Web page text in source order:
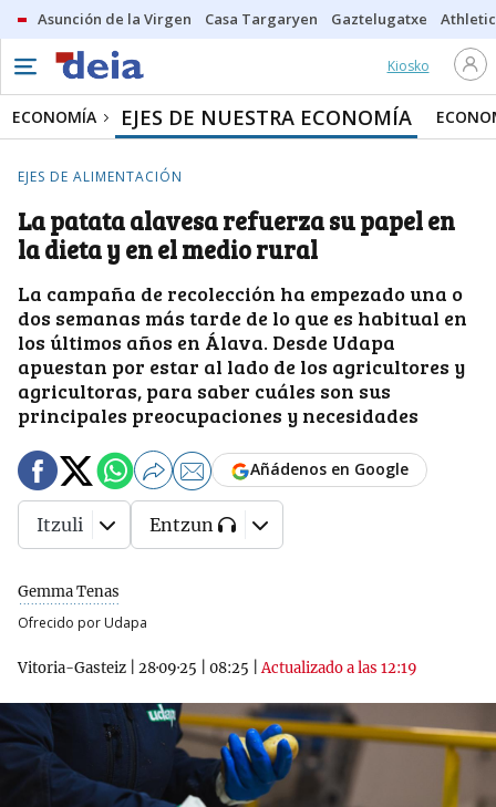
Asunción de la Virgen Casa Targaryen Gaztelugatxe Athletic
Kiosko
ECONOMÍA EJES DE NUESTRA ECONOMÍA
EJES DE ALIMENTACIÓN
La patata alavesa refuerza su papel en
la dieta y en el medio rural
La campaña de recolección ha empezado una o
dos semanas más tarde de lo que es habitual en
los últimos años en Álava. Desde Udapa
apuestan por estar al lado de los agricultores y
agricultoras, para saber cuáles son sus
principales preocupaciones y necesidades
Gemma Tenas
Ofrecido por Udapa
Vitoria-Gasteiz 28·09·25 08:25 |Actualizado a las 12:19
Añádenos en Google
Itzuli Entzun